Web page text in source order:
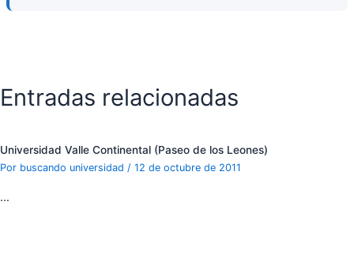
Entradas relacionadas
Universidad Valle Continental (Paseo de los Leones)
Por buscando universidad / 12 de octubre de 2011
…